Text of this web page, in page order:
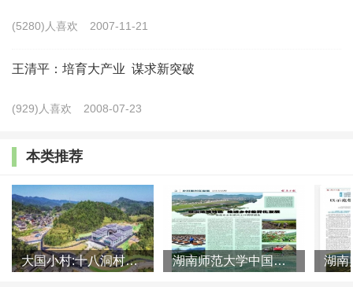
艺在传承中发展、在发展中富民。如广西崇左市龙州县、贵
非遗技艺与特定民族群体和生活方式高度绑定，可将高浓度
的民族特色提炼转化为产业发展优势。龙州县以组织化传
承、产业化延伸、政策性扶持、科技化辅助为抓手，推动壮
锦实现从“濒危技艺”到“活态产业”的转变。松桃县系统挖掘
和活化苗俗、苗绣、苗医、苗技、苗食“五苗”文化，实现资
(5280)人喜欢 2007-11-21
王清平：培育大产业 谋求新突破
(929)人喜欢 2008-07-23
本类推荐
大国小村:十八洞村的现代变迁是一道美丽的风景线 湖南师范大学中国乡村振兴研究院课题组:突出地域特色 推进乡村